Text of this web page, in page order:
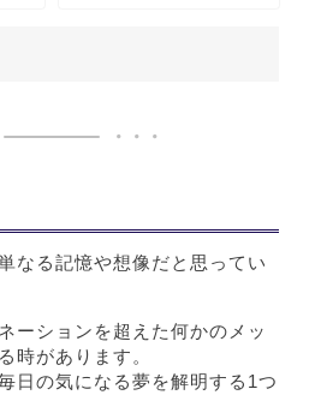
なる記憶や想像だと思ってい
ーションを超えた何かのメッ
時があります。
日の気になる夢を解明する1つ